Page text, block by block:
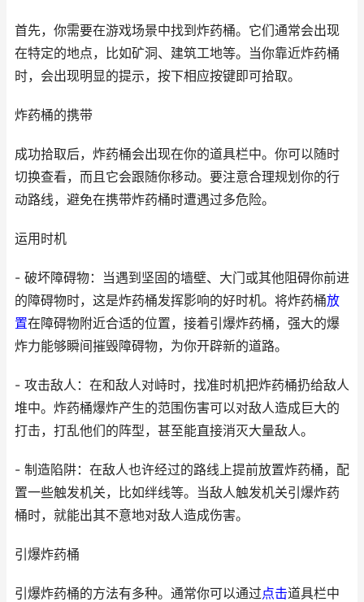
首先，你需要在游戏场景中找到炸药桶。它们通常会出现
在特定的地点，比如矿洞、建筑工地等。当你靠近炸药桶
时，会出现明显的提示，按下相应按键即可拾取。
炸药桶的携带
成功拾取后，炸药桶会出现在你的道具栏中。你可以随时
切换查看，而且它会跟随你移动。要注意合理规划你的行
动路线，避免在携带炸药桶时遭遇过多危险。
运用时机
- 破坏障碍物：当遇到坚固的墙壁、大门或其他阻碍你前进
的障碍物时，这是炸药桶发挥影响的好时机。将炸药桶放
置在障碍物附近合适的位置，接着引爆炸药桶，强大的爆
炸力能够瞬间摧毁障碍物，为你开辟新的道路。
- 攻击敌人：在和敌人对峙时，找准时机把炸药桶扔给敌人
堆中。炸药桶爆炸产生的范围伤害可以对敌人造成巨大的
打击，打乱他们的阵型，甚至能直接消灭大量敌人。
- 制造陷阱：在敌人也许经过的路线上提前放置炸药桶，配
置一些触发机关，比如绊线等。当敌人触发机关引爆炸药
桶时，就能出其不意地对敌人造成伤害。
引爆炸药桶
引爆炸药桶的方法有多种。通常你可以通过点击道具栏中